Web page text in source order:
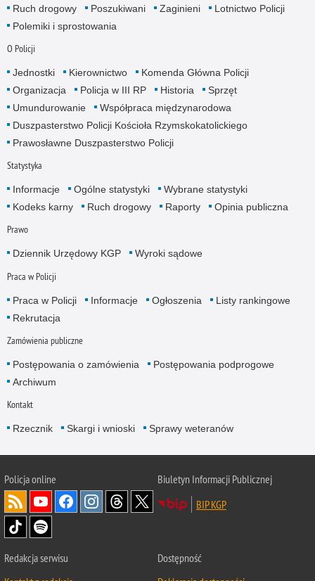
Ruch drogowy
Poszukiwani Zaginieni
Lotnictwo Policji
Polemiki i sprostowania
O Policji
Jednostki Kierownictwo
Komenda Główna Policji
Organizacja
Policja w III RP Historia
Sprzęt
Umundurowanie
Współpraca międzynarodowa
Duszpasterstwo Policji Kościoła Rzymskokatolickiego
Prawosławne Duszpasterstwo Policji
Statystyka
Informacje Ogólne statystyki
Wybrane statystyki
Kodeks karny
Ruch drogowy Raporty Opinia publiczna
Prawo
Dziennik Urzędowy KGP Wyroki sądowe
Praca w Policji
Praca w Policji Informacje Ogłoszenia
Listy rankingowe
Rekrutacja
Zamówienia publiczne
Postępowania o zamówienia
Postępowania podprogowe
Archiwum
Kontakt
Rzecznik Skargi i wnioski Sprawy weteranów
Policjaonline
Biuletyn Informacji Publicznej
BIP KGP
Redakcja serwisu
Dostępność